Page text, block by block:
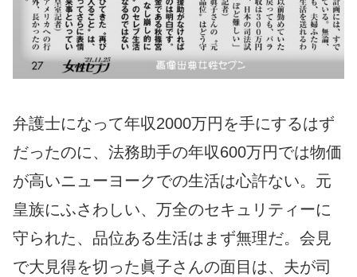
弁護士になって年収2000万円を手にするはず
だったのに、法務助手の年収600万円では物価
が高いニューヨークでの生活は心許ない。元
皇族にふさわしい、万全のセキュリティーに
守られた、品位ある生活はまず無理だ。会見
で大見得を切った眞子さんの面目は、夫が司